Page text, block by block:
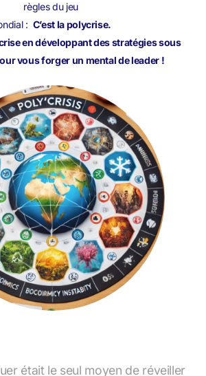
règles du jeu
: C’est la polycrise.
en développant des stratégies sous
vous forger un mental de leader !
était le seul moyen de réveiller